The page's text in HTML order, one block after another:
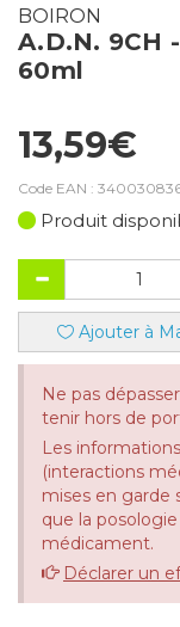
BOIRON
A.D.N. 9CH
60ml
13,59€
Code EAN :
Produit
Ajouter à
Ne pas
tenir hors de
Les
(interactions
mises en garde
que la
médicament.
Déclarer un